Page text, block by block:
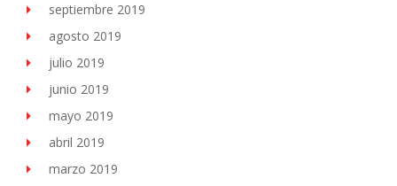
septiembre 2019
agosto 2019
julio 2019
junio 2019
mayo 2019
abril 2019
marzo 2019